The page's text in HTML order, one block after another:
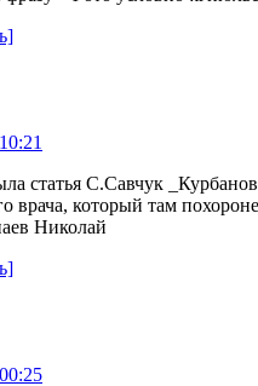
статья С.Савчук
врача, который там
Николай